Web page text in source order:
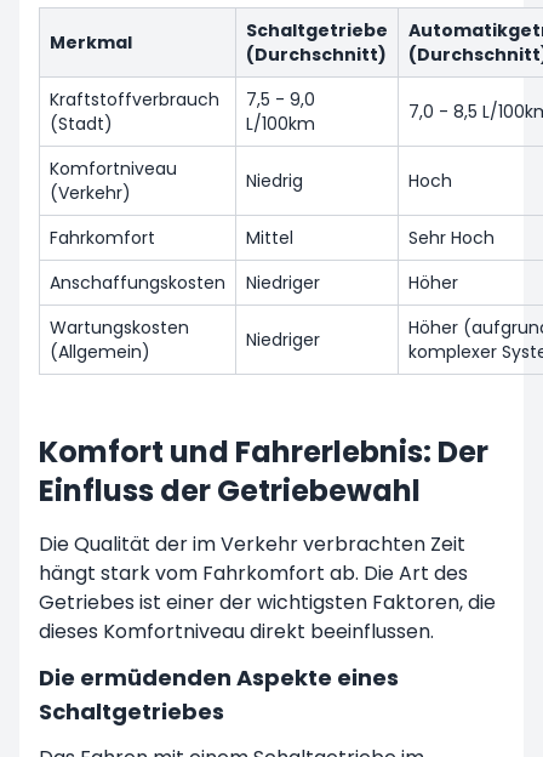
Merkmal
Schaltgetriebe
(Durchschnitt)
Kraftstoffverbrauch
(Stadt)
7,5 - 9,0
L/100km
7,0 - 8,5 L/
Komfortniveau
(Verkehr)
Niedrig Hoch
Fahrkomfort Mittel
Sehr Hoch
Anschaffungskosten
Niedriger
Höher
Wartungskosten
(Allgemein)
Niedriger
Höher
komplexer
Komfort und Fahrerlebnis: Der
Einfluss der Getriebewahl
Die Qualität der im Verkehr verbrachten Zeit
hängt stark vom Fahrkomfort ab. Die Art des
Getriebes ist einer der wichtigsten Faktoren, die
dieses Komfortniveau direkt beeinflussen.
Die ermüdenden Aspekte eines
Schaltgetriebes